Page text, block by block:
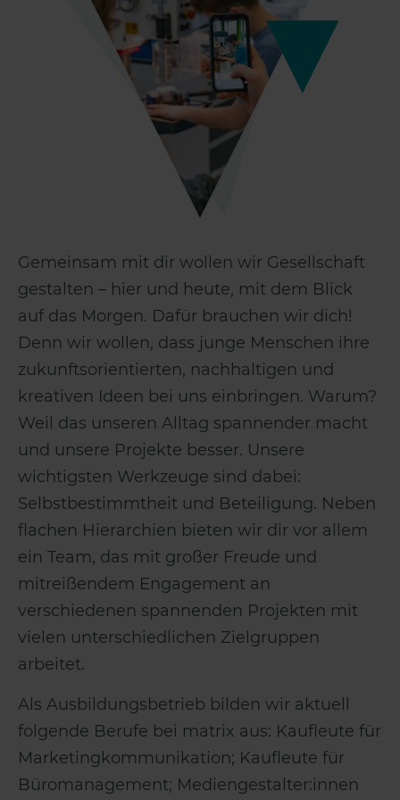
Gemeinsam mit dir wollen wir Gesellschaft
gestalten – hier und heute, mit dem Blick
auf das Morgen. Dafür brauchen wir dich!
Denn wir wollen, dass junge Menschen ihre
zukunftsorientierten, nachhaltigen und
kreativen Ideen bei uns einbringen. Warum?
Weil das unseren Alltag spannender macht
und unsere Projekte besser. Unsere
wichtigsten Werkzeuge sind dabei:
Selbstbestimmtheit und Beteiligung. Neben
flachen Hierarchien bieten wir dir vor allem
ein Team, das mit großer Freude und
mitreißendem Engagement an
verschiedenen spannenden Projekten mit
vielen unterschiedlichen Zielgruppen
arbeitet.
Als Ausbildungsbetrieb bilden wir aktuell
folgende Berufe bei matrix aus: Kaufleute für
Marketingkommunikation; Kaufleute für
Büromanagement; Mediengestalter:innen